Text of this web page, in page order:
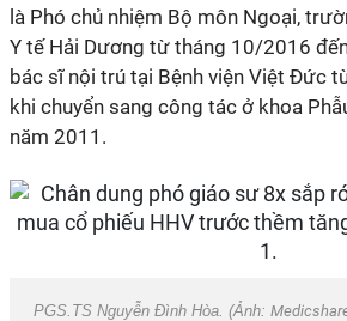
là Phó chủ nhiệm Bộ môn Ngoại,
Y tế Hải Dương từ tháng 10/2016
bác sĩ nội trú tại Bệnh viện Việt Đức
khi chuyển sang công tác ở khoa
năm 2011.
PGS.TS Nguyễn Đình Hòa. (Ảnh: